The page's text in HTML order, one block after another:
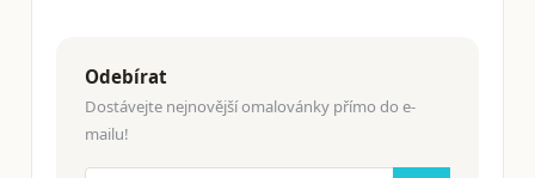
Odebírat
Dostávejte nejnovější omalovánky přímo do e-
mailu!